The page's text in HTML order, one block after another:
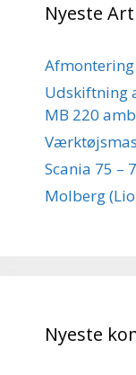
Nyeste
Udskiftning
MB 220
Scania 75 –
Molberg
Nyeste